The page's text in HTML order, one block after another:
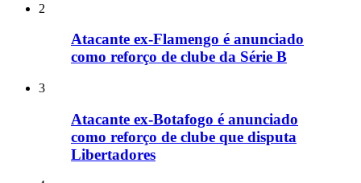
2
Atacante ex-Flamengo é anunciado
como reforço de clube da Série B
3
Atacante ex-Botafogo é anunciado
como reforço de clube que disputa
Libertadores